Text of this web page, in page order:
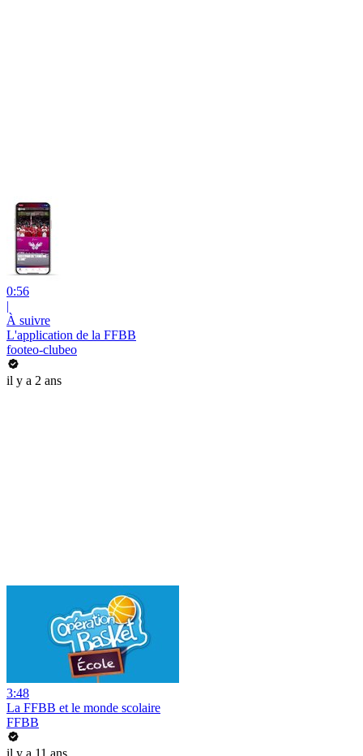
0:56
|
À suivre
L'application de la FFBB
footeo-clubeo
il y a 2 ans
3:48
La FFBB et le monde scolaire
FFBB